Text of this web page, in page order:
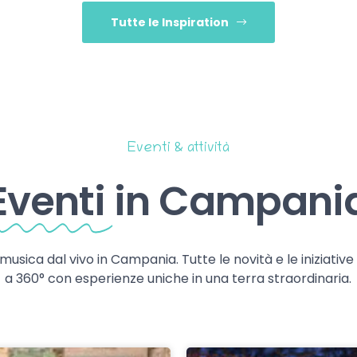
Tutte le Inspiration
Eventi & attività
in
dal vivo in Campania. Tutte le novità e le
a 360° con esperienze uniche in una terra straordinaria.